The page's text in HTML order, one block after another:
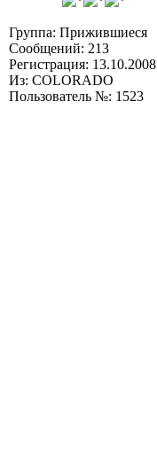
Группа: Прижившиеся
Сообщений: 213
Регистрация: 13.10.2008
Из: COLORADO
Пользователь №: 1523